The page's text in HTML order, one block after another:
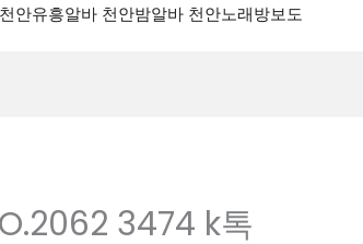
안유흥알바 천안밤알바 천안노래방보도
3474 k톡